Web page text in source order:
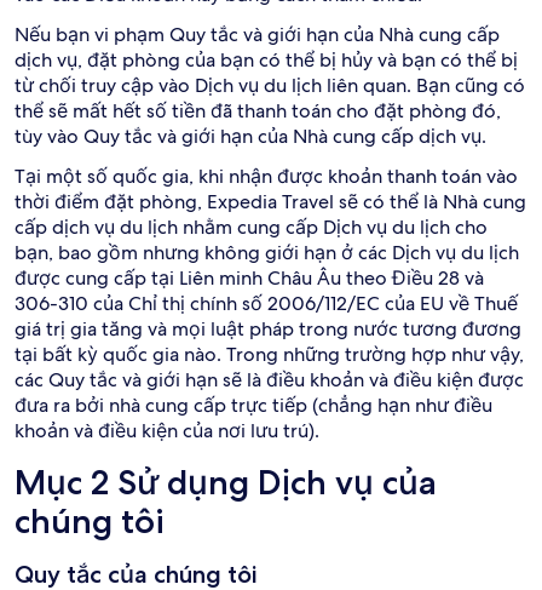
Nếu bạn vi phạm Quy tắc và giới hạn của Nhà cung cấp
dịch vụ, đặt phòng của bạn có thể bị hủy và bạn có thể bị
từ chối truy cập vào Dịch vụ du lịch liên quan. Bạn cũng có
thể sẽ mất hết số tiền đã thanh toán cho đặt phòng đó,
tùy vào Quy tắc và giới hạn của Nhà cung cấp dịch vụ.
Tại một số quốc gia, khi nhận được khoản thanh toán vào
thời điểm đặt phòng, Expedia Travel sẽ có thể là Nhà cung
cấp dịch vụ du lịch nhằm cung cấp Dịch vụ du lịch cho
bạn, bao gồm nhưng không giới hạn ở các Dịch vụ du lịch
được cung cấp tại Liên minh Châu Âu theo Điều 28 và
306-310 của Chỉ thị chính số 2006/112/EC của EU về Thuế
giá trị gia tăng và mọi luật pháp trong nước tương đương
tại bất kỳ quốc gia nào. Trong những trường hợp như vậy,
các Quy tắc và giới hạn sẽ là điều khoản và điều kiện được
đưa ra bởi nhà cung cấp trực tiếp (chẳng hạn như điều
khoản và điều kiện của nơi lưu trú).
Mục 2 Sử dụng Dịch vụ của
chúng tôi
Quy tắc của chúng tôi